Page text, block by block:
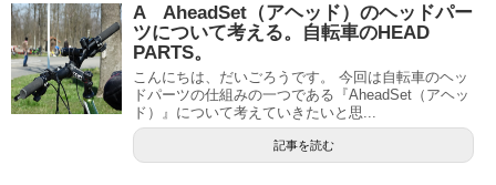
A AheadSet（アヘッド）のヘッドパー
ツについて考える。自転車のHEAD
PARTS。
こんにちは、だいごろうです。 今回は自転車のヘッ
ドパーツの仕組みの一つである『AheadSet（アヘッ
ド）』について考えていきたいと思...
記事を読む